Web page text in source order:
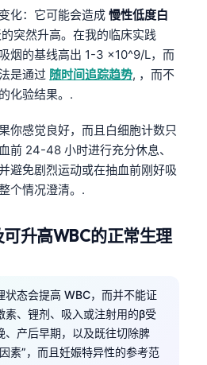
化：它可能会造成 慢性低度白
突然升高。在我的临床实践
烟的基线高出 1-3 ×10^9/L，而
是通过 随时间追踪趋势, ，而不
化验结果。.
你感觉良好，而且白细胞计数只
前 24-48 小时进行充分休息、
避免剧烈运动或在抽血前刚好吸
个情况澄清。.
升高WBC的正常生理
状态会提高 WBC，而并不能证
素、锂剂、吸入或注射用的β受
、产后早期，以及既往切除脾
素”，而且妊娠特异性的参考范